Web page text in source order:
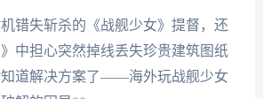
错失斩杀的《战舰少女》提督，还
中担心突然掉线丢失珍贵建筑图纸
道解决方案了——海外玩战舰少女